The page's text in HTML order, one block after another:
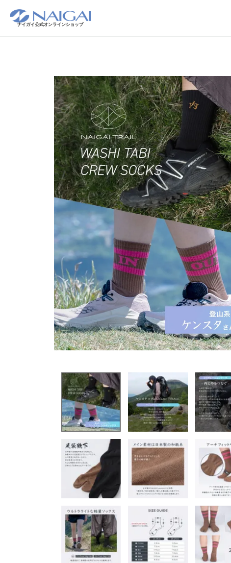
ナイガイ公式オンラインショップ